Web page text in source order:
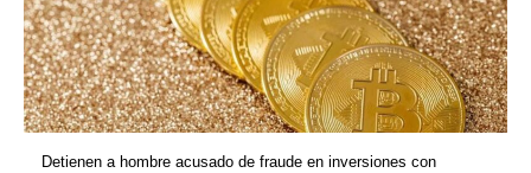
Detienen a hombre acusado de fraude en inversiones con